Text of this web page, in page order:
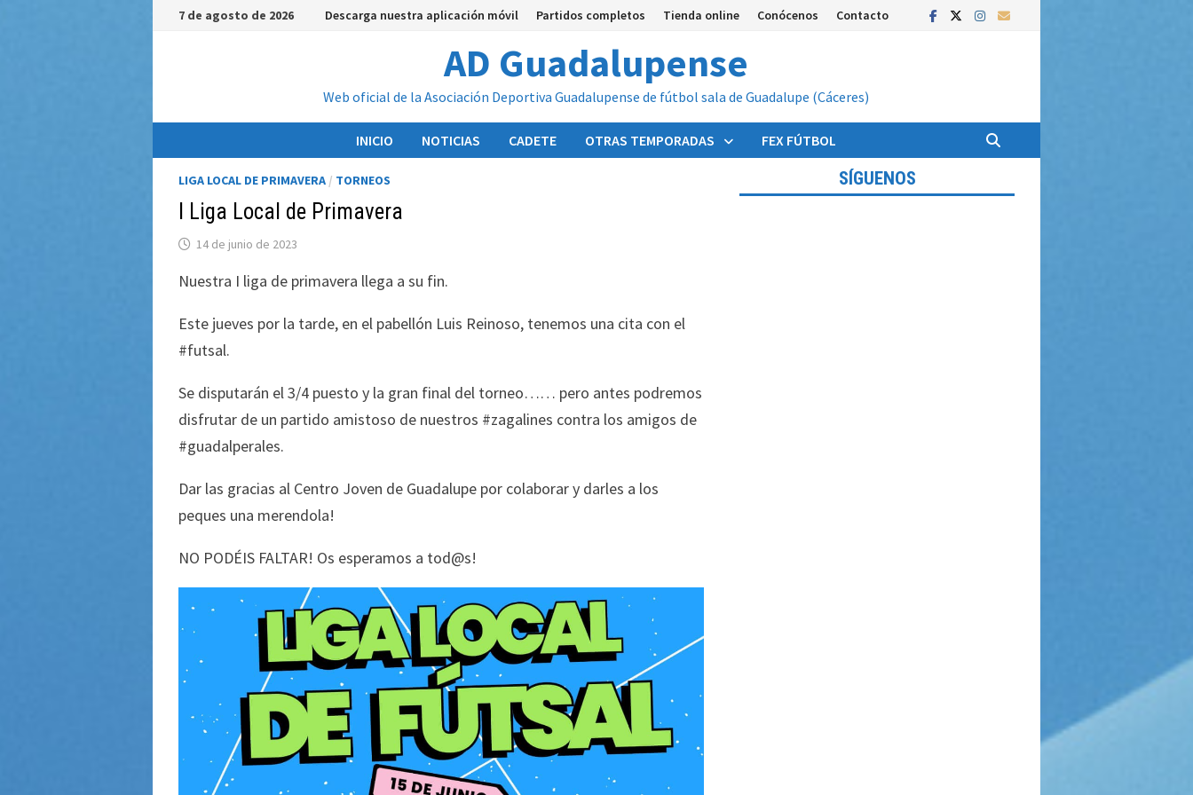
Saltar7 de agosto de 2026 Descarga nuestra aplicación móvil Partidos completos Tienda online Conócenos Contacto
AD Guadalupense
Web oficial de la Asociación Deportiva Guadalupense de fútbol sala de Guadalupe (Cáceres)
INICIO NOTICIAS CADETE OTRAS TEMPORADAS FEX FÚTBOL
LIGA LOCAL DE PRIMAVERA/ TORNEOS
I Liga Local de Primavera
14 de junio de 2023
Nuestra I liga de primavera llega a su fin.
Este jueves por la tarde, en el pabellón Luis Reinoso, tenemos una cita con el
#futsal.
Se disputarán el 3/4 puesto y la gran final del torneo…… pero antes podremos
disfrutar de un partido amistoso de nuestros #zagalines contra los amigos de
#guadalperales.
Dar las gracias al Centro Joven de Guadalupe por colaborar y darles a los
peques una merendola!
NO PODÉIS FALTAR! Os esperamos a tod@s!
SÍGUENOS